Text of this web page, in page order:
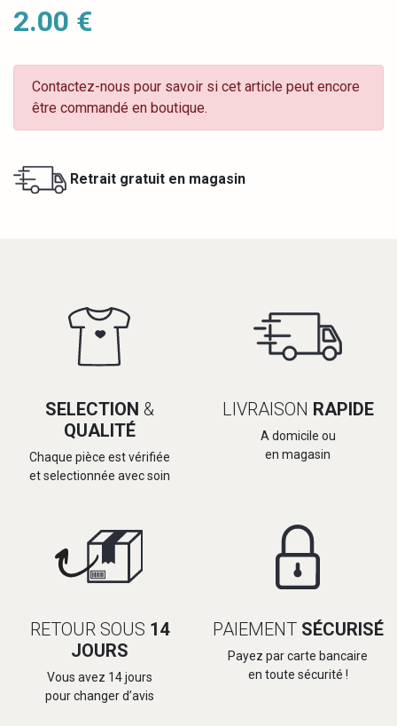
2.00 €
Contactez-nous pour savoir si cet article peut encore
être commandé en boutique.
Retrait gratuit en magasin
SELECTION &
QUALITÉ
Chaque pièce est vérifiée
et selectionnée avec soin
LIVRAISON RAPIDE
A domicile ou
en magasin
RETOUR SOUS 14
JOURS
Vous avez 14 jours
pour changer d’avis
PAIEMENT SÉCURISÉ
Payez par carte bancaire
en toute sécurité !